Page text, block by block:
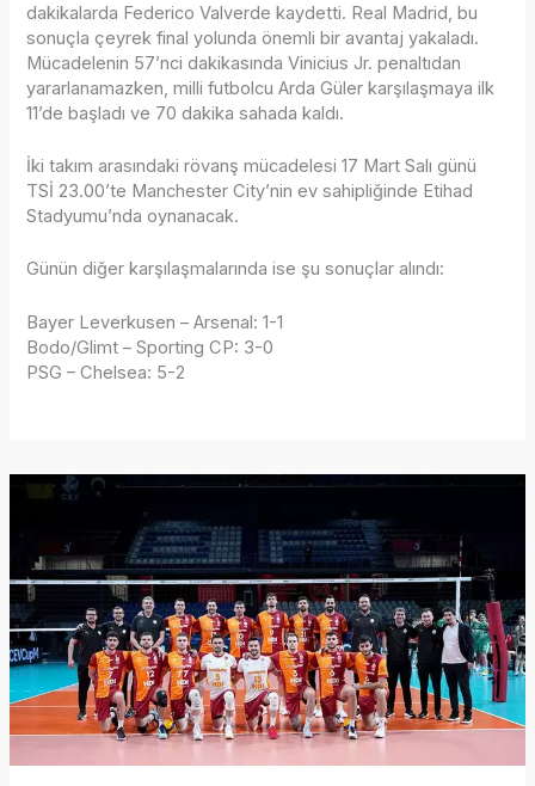
dakikalarda Federico Valverde kaydetti. Real Madrid, bu
sonuçla çeyrek final yolunda önemli bir avantaj yakaladı.
Mücadelenin 57’nci dakikasında Vinicius Jr. penaltıdan
yararlanamazken, milli futbolcu Arda Güler karşılaşmaya ilk
11’de başladı ve 70 dakika sahada kaldı.
İki takım arasındaki rövanş mücadelesi 17 Mart Salı günü
TSİ 23.00’te Manchester City’nin ev sahipliğinde Etihad
Stadyumu’nda oynanacak.
Günün diğer karşılaşmalarında ise şu sonuçlar alındı:
Bayer Leverkusen – Arsenal: 1-1
Bodo/Glimt – Sporting CP: 3-0
PSG – Chelsea: 5-2